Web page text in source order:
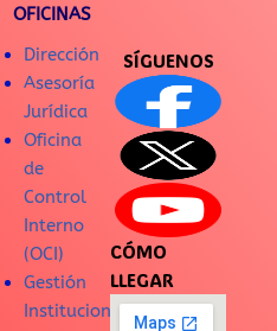
OFICINAS
Dirección
Asesoría
Jurídica
Oficina
de
Control
Interno
(OCI)
Gestión
Institucional
SÍGUENOS
CÓMO
LLEGAR